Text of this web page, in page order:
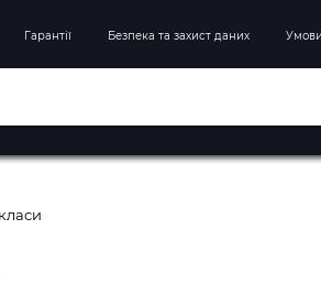
Гарантії Безпека та захист даних